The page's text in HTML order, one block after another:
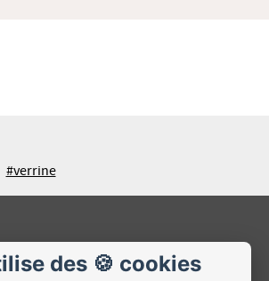
#verrine
des 🍪 cookies